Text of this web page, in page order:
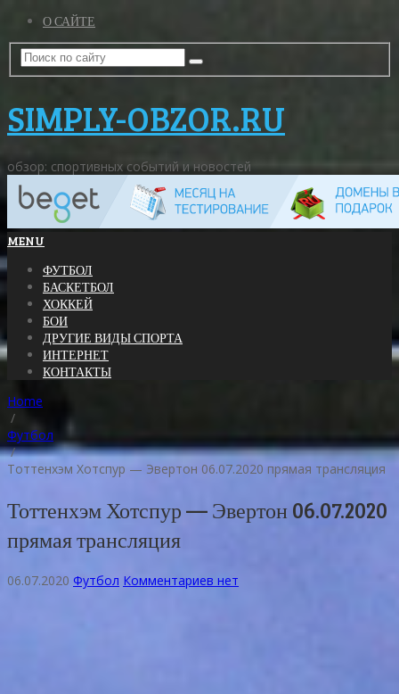
О САЙТЕ
SIMPLY-OBZOR.RU
обзор: спортивных событий и новостей
MENU
ФУТБОЛ
БАСКЕТБОЛ
ХОККЕЙ
БОИ
ДРУГИЕ ВИДЫ СПОРТА
ИНТЕРНЕТ
КОНТАКТЫ
Home
/
Футбол
/
Тоттенхэм Хотспур — Эвертон 06.07.2020 прямая трансляция
Тоттенхэм Хотспур — Эвертон 06.07.2020
прямая трансляция
06.07.2020 Футбол Комментариев нет